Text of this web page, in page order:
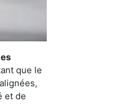
que le
et de